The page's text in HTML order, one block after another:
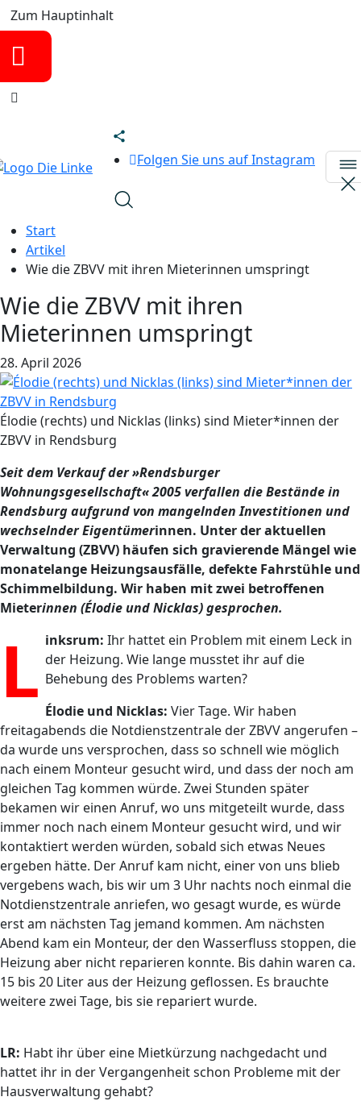
Zum Hauptinhalt
Folgen Sie uns auf Instagram
Start
Artikel
Wie die ZBVV mit ihren Mieterinnen umspringt
Wie die ZBVV mit ihren
Mieterinnen umspringt
28. April 2026
Élodie (rechts) und Nicklas (links) sind Mieter*innen der
ZBVV in Rendsburg
Seit dem Verkauf der »Rendsburger
Wohnungsgesellschaft« 2005 verfallen die Bestände in
Rendsburg aufgrund von mangelnden Investitionen und
wechselnder Eigentümerinnen. Unter der aktuellen
Verwaltung (ZBVV) häufen sich gravierende Mängel wie
monatelange Heizungsausfälle, defekte Fahrstühle und
Schimmelbildung. Wir haben mit zwei betroffenen
Mieterinnen (Élodie und Nicklas) gesprochen.
L inksrum: Ihr hattet ein Problem mit einem Leck in
der Heizung. Wie lange musstet ihr auf die
Behebung des Problems warten?
Élodie und Nicklas: Vier Tage. Wir haben
freitagabends die Notdienstzentrale der ZBVV angerufen –
da wurde uns versprochen, dass so schnell wie möglich
nach einem Monteur gesucht wird, und dass der noch am
gleichen Tag kommen würde. Zwei Stunden später
bekamen wir einen Anruf, wo uns mitgeteilt wurde, dass
immer noch nach einem Monteur gesucht wird, und wir
kontaktiert werden würden, sobald sich etwas Neues
ergeben hätte. Der Anruf kam nicht, einer von uns blieb
vergebens wach, bis wir um 3 Uhr nachts noch einmal die
Notdienstzentrale anriefen, wo gesagt wurde, es würde
erst am nächsten Tag jemand kommen. Am nächsten
Abend kam ein Monteur, der den Wasserfluss stoppen, die
Heizung aber nicht reparieren konnte. Bis dahin waren ca.
15 bis 20 Liter aus der Heizung geflossen. Es brauchte
weitere zwei Tage, bis sie repariert wurde.
LR: Habt ihr über eine Mietkürzung nachgedacht und
hattet ihr in der Vergangenheit schon Probleme mit der
Hausverwaltung gehabt?